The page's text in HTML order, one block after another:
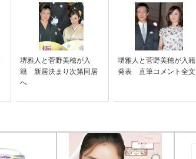
堺雅人と菅野美穂が入
籍 新居決まり次第同居
へ
堺雅人と菅野美穂が入籍
発表 直筆コメント全文